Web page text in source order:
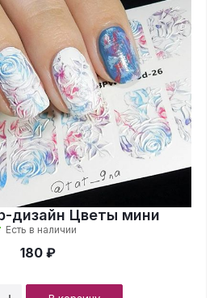
дизайн Цветы мини
Есть в наличии
180 ₽